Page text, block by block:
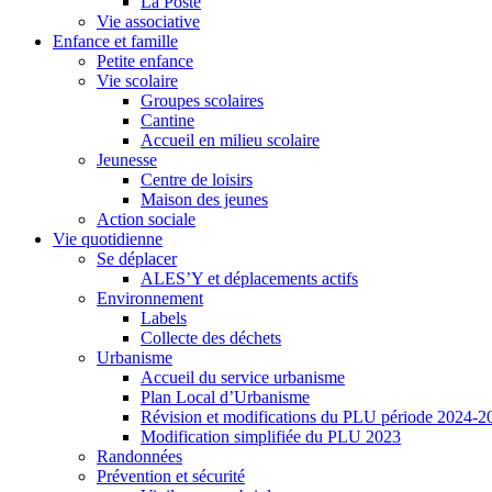
Vie associative
Enfance et famille
Petite enfance
Vie scolaire
Groupes scolaires
Cantine
Accueil en milieu scolaire
Jeunesse
Centre de loisirs
Maison des jeunes
Action sociale
Vie quotidienne
Se déplacer
ALES’Y et déplacements actifs
Environnement
Labels
Collecte des déchets
Urbanisme
Accueil du service urbanisme
Plan Local d’Urbanisme
Révision et modifications du PLU période 2024-
Modification simplifiée du PLU 2023
Randonnées
Prévention et sécurité